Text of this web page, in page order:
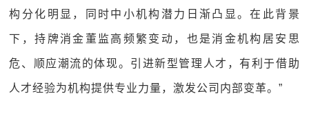
构分化明显，同时中小机构潜力日渐凸显。在此背景
下，持牌消金董监高频繁变动，也是消金机构居安思
危、顺应潮流的体现。引进新型管理人才，有利于借助
人才经验为机构提供专业力量，激发公司内部变革。”